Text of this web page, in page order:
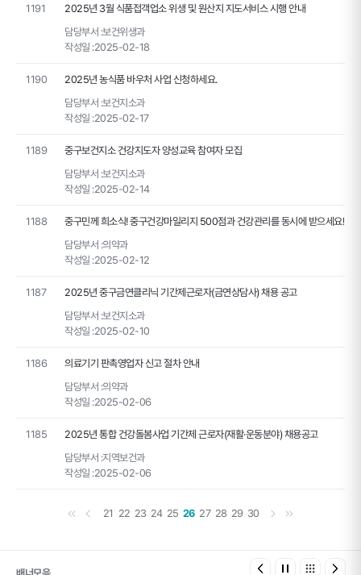
1191
2025년 3월 식품접객업소 위생 및 원산지 지도서비스 시행 안내
담당부서 :보건위생과
작성일 :2025-02-18
1190
2025년 농식품 바우처 사업 신청하세요.
담당부서 :보건지소과
작성일 :2025-02-17
1189
중구보건지소 건강지도자 양성교육 참여자 모집
담당부서 :보건지소과
작성일 :2025-02-14
1188
중구민께 희소식! 중구건강마일리지 500점과 건강관리를 동시에 받으세요!
담당부서 :의약과
작성일 :2025-02-12
1187
2025년 중구금연클리닉 기간제근로자(금연상담사) 채용 공고
담당부서 :보건지소과
작성일 :2025-02-10
1186
의료기기 판촉영업자 신고 절차 안내
담당부서 :의약과
작성일 :2025-02-06
1185
2025년 통합 건강돌봄사업 기간제 근로자(재활·운동분야) 채용공고
담당부서 :지역보건과
작성일 :2025-02-06
첫 페이지
이전 페이지
21 22 23 24 25 26 27 28 29 30 다음 페이지
마지막 페이지